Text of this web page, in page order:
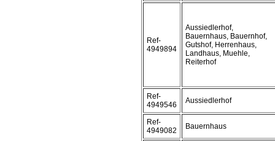
Ref-
4949894
Aussiedlerhof,
Bauernhaus, Bauernhof,
Gutshof, Herrenhaus,
Landhaus, Muehle,
Reiterhof
Ref-
4949546
Aussiedlerhof
Ref-
4949082
Bauernhaus